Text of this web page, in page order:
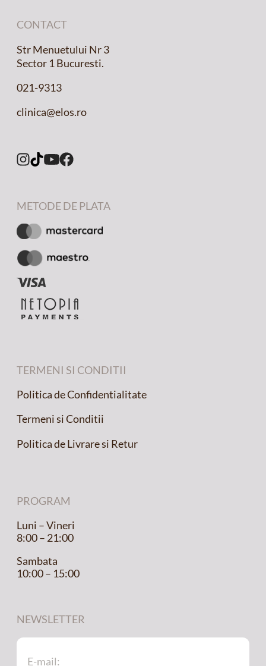
CONTACT
Str Menuetului Nr 3
Sector 1 Bucuresti.
021-9313
clinica@elos.ro
METODE DE PLATA
TERMENI SI CONDITII
Politica de Confidentialitate
Termeni si Conditii
Politica de Livrare si Retur
PROGRAM
Luni – Vineri
8:00 – 21:00
Sambata
10:00 – 15:00
NEWSLETTER